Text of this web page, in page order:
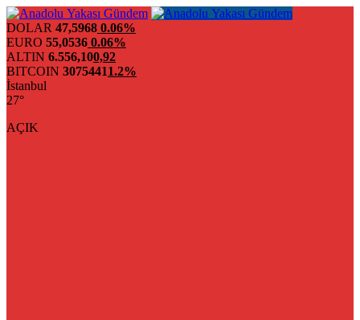
DOLAR 47,5968 0.06%
EURO 55,0536 0.06%
ALTIN 6.556,100,92
BITCOIN 30754411.2%
İstanbul
27°
AÇIK